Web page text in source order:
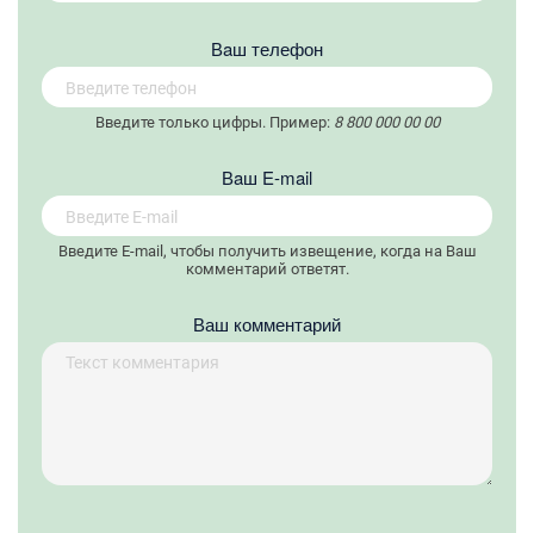
Вaш телефон
Введите только цифры. Пример: 8 800 000 00 00
Вaш E-mail
Введите E-mail, чтобы получить извещение, когда на Ваш
комментарий ответят.
Ваш комментарий